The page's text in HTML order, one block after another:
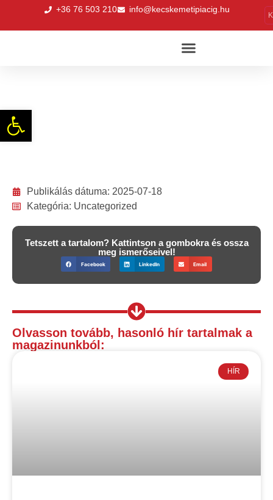
+36 76 503 210 info@kecskemetipiacig.hu
Publikálás dátuma: 2025-07-18
Kategória: Uncategorized
Tetszett a tartalom? Kattintson a gombokra és ossza
meg ismerőseivel!
Facebook LinkedIn Email
Olvasson tovább, hasonló hír tartalmak a
magazinunkból:
HÍR
Eszköztár megnyitása